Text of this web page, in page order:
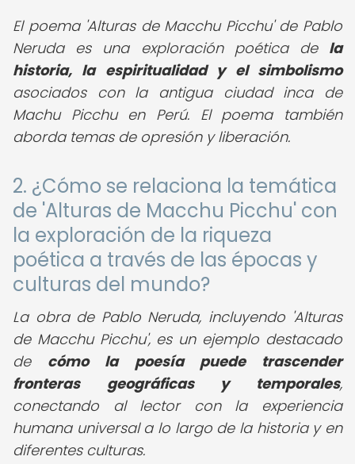
El poema 'Alturas de Macchu Picchu' de Pablo
Neruda es una exploración poética de la
historia, la espiritualidad y el simbolismo
asociados con la antigua ciudad inca de
Machu Picchu en Perú. El poema también
aborda temas de opresión y liberación.
2. ¿Cómo se relaciona la temática
de 'Alturas de Macchu Picchu' con
la exploración de la riqueza
poética a través de las épocas y
culturas del mundo?
La obra de Pablo Neruda, incluyendo 'Alturas
de Macchu Picchu', es un ejemplo destacado
de cómo la poesía puede trascender
fronteras geográficas y temporales,
conectando al lector con la experiencia
humana universal a lo largo de la historia y en
diferentes culturas.